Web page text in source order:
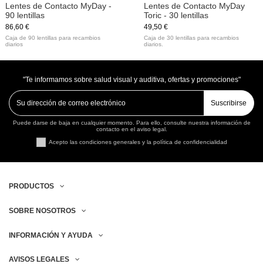
Lentes de Contacto MyDay -
90 lentillas
86,60 €
Caja de 90 lentillas para recambios
diarios
Lentes de Contacto MyDay
Toric - 30 lentillas
49,50 €
Caja de 30 lentillas para recambios
diarios.
"Te informamos sobre salud visual y auditiva, ofertas y promociones"
Suscribirse
Puede darse de baja en cualquier momento. Para ello, consulte nuestra información de
contacto en el aviso legal.
Acepto las condiciones generales y la política de confidencialidad
PRODUCTOS
SOBRE NOSOTROS
INFORMACIÓN Y AYUDA
AVISOS LEGALES